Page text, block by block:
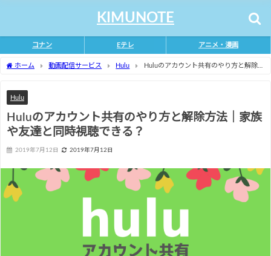
KIMUNOTE
コナン Eテレ アニメ・漫画
ホーム 動画配信サービス Hulu
Huluのアカウント共有のやり方と解除方
Hulu
Huluのアカウント共有のやり方と解除方法｜家族
や友達と同時視聴できる？
2019年7月12日 2019年7月12日